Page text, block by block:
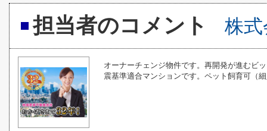
担当者のコメント 株
オーナーチェンジ物件です。再開発が進むビ
震基準適合マンションです。ペット飼育可（